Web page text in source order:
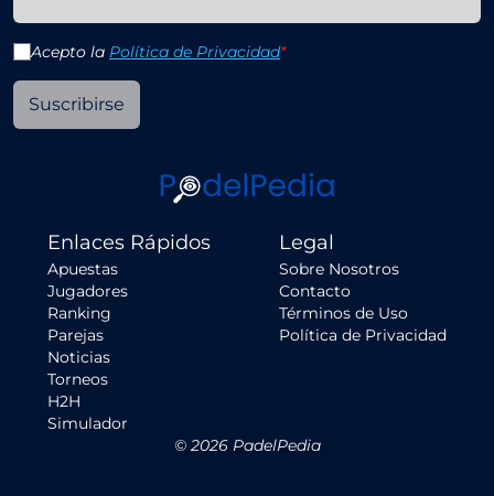
Acepto la Política de Privacidad*
Suscribirse
Enlaces Rápidos
Apuestas
Jugadores
Ranking
Parejas
Noticias
Torneos
H2H
Simulador
Legal
Sobre Nosotros
Contacto
Términos de Uso
Política de Privacidad
© 2026PadelPedia